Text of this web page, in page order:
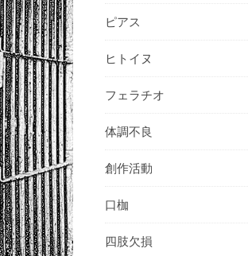
ピアス
ヒトイヌ
フェラチオ
体調不良
創作活動
口枷
四肢欠損